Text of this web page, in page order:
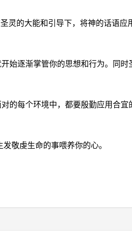
灵的大能和引导下，将神的话语应
始逐渐掌管你的思想和行为。同
的每个环境中，都要殷勤应用合宜
敬虔生命的事喂养你的心。